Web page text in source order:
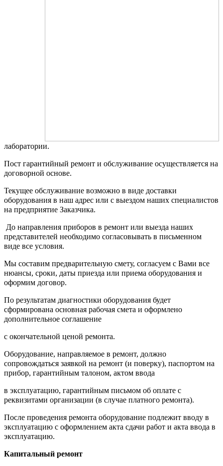
лаборатории.
Пост гарантийный ремонт и обслуживание осуществляется на
договорной основе.
Текущее обслуживание возможно в виде доставки
оборудования в наш адрес или с выездом наших специалистов
на предприятие Заказчика.
До направления приборов в ремонт или выезда наших
представителей необходимо согласовывать в письменном
виде все условия.
Мы составим предварительную смету, согласуем с Вами все
нюансы, сроки, даты приезда или приема оборудования и
оформим договор.
По результатам диагностики оборудования будет
сформирована основная рабочая смета и оформлено
дополнительное соглашение
с окончательной ценой ремонта.
Оборудование, направляемое в ремонт, должно
сопровождаться заявкой на ремонт (и поверку), паспортом на
прибор, гарантийным талоном, актом ввода
в эксплуатацию, гарантийным письмом об оплате с
реквизитами организации (в случае платного ремонта).
После проведения ремонта оборудование подлежит вводу в
эксплуатацию с оформлением акта сдачи работ и акта ввода в
эксплуатацию.
Капитальный ремонт